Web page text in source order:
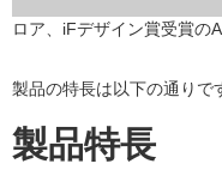
ロア、iFデザイン賞受賞の
製品の特長は以下の通りで
製品特長